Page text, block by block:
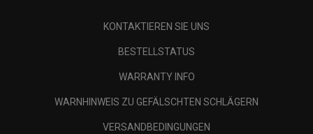
KONTAKTIEREN SIE UNS
BESTELLSTATUS
WARRANTY INFO
WARNHINWEIS ZU GEFÄLSCHTEN SCHLÄGERN
VERSANDBEDINGUNGEN